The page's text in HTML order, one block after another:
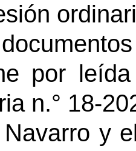
por
n.° 18-
y